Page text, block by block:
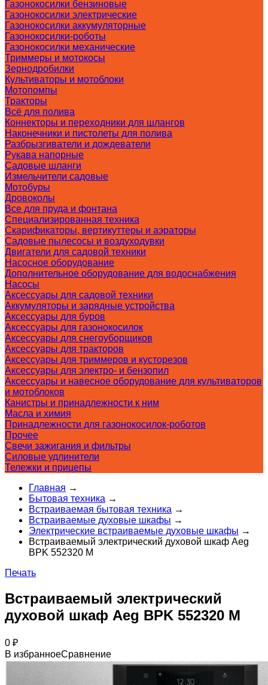
Газонокосилки бензиновые
Газонокосилки электрические
Газонокосилки аккумуляторные
Газонокосилки-роботы
Газонокосилки механические
Триммеры и мотокосы
Зернодробилки
Культиваторы и мотоблоки
Мотопомпы
Тракторы
Всё для полива
Коннекторы и переходники для шлангов
Наконечники и пистолеты для полива
Разбрызгиватели и дождеватели
Рукава напорные
Садовые шланги
Измельчители садовые
Мотобуры
Дровоколы
Все для пруда и фонтана
Специализированная техника
Скарификаторы, вертикуттеры и аэраторы
Садовые пылесосы и воздуходувки
Двигатели для садовой техники
Насосное оборудование
Дополнительное оборудование для водоснабжения
Насосы
Аксессуары для садовой техники
Аккумуляторы и зарядные устройства
Аксессуары для буров
Аксессуары для газонокосилок
Аксессуары для снегоуборщиков
Аксессуары для тракторов
Аксессуары для триммеров и кусторезов
Аксессуары для электро- и бензопил
Аксессуары и навесное оборудование для культиваторов
и мотоблоков
Канистры и принадлежности к ним
Масла и химия
Принадлежности для газонокосилок-роботов
Прочее
Свечи зажигания и фильтры
Силовые удлинители
Тележки и прицепы
Главная →
Бытовая техника →
Встраиваемая бытовая техника →
Встраиваемые духовые шкафы →
Электрические встраиваемые духовые шкафы →
Встраиваемый электрический духовой шкаф Aeg
BPK 552320 M
Печать
Встраиваемый электрический
духовой шкаф Aeg BPK 552320 M
0 ₽
В избранноеСравнение